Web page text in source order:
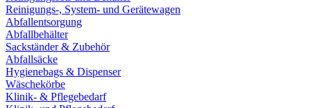
Reinigungs-, System- und Gerätewagen
Abfallentsorgung
Abfallbehälter
Sackständer & Zubehör
Abfallsäcke
Hygienebags & Dispenser
Wäschekörbe
Klinik- & Pflegebedarf